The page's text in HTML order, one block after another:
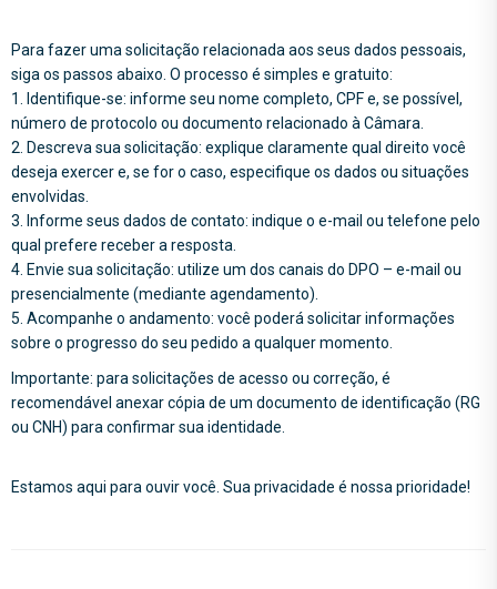
Para fazer uma solicitação relacionada aos seus dados pessoais,
siga os passos abaixo. O processo é simples e gratuito:
1. Identifique-se: informe seu nome completo, CPF e, se possível,
número de protocolo ou documento relacionado à Câmara.
2. Descreva sua solicitação: explique claramente qual direito você
deseja exercer e, se for o caso, especifique os dados ou situações
envolvidas.
3. Informe seus dados de contato: indique o e-mail ou telefone pelo
qual prefere receber a resposta.
4. Envie sua solicitação: utilize um dos canais do DPO – e-mail ou
presencialmente (mediante agendamento).
5. Acompanhe o andamento: você poderá solicitar informações
sobre o progresso do seu pedido a qualquer momento.
Importante: para solicitações de acesso ou correção, é
recomendável anexar cópia de um documento de identificação (RG
ou CNH) para confirmar sua identidade.
Estamos aqui para ouvir você. Sua privacidade é nossa prioridade!